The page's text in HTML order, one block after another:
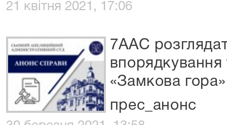
21 квітня 2021, 17:06
7ААС
впорядкування
«Замкова гора»
прес_анонс